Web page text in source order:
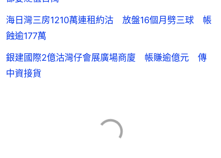
海日灣三房1210萬連租約沽 放盤16個月劈三球 帳
蝕逾177萬
銀建國際2億沽灣仔會展廣場商廈 帳賺逾億元 傳
中資接貨